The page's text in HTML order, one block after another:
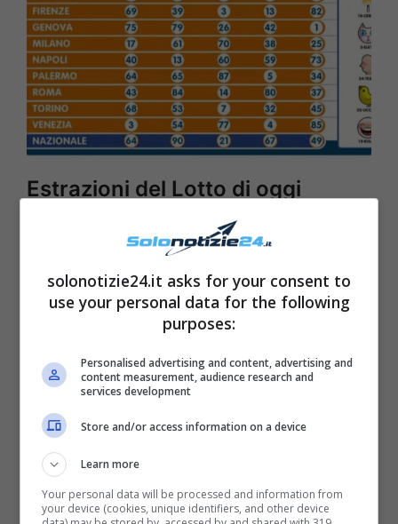
Estrazioni del Lotto di oggi
solonotizie24.it asks for your consent to
use your personal data for the following
purposes:
Personalised advertising and content, advertising and
content measurement, audience research and
services development
Store and/or access information on a device
Learn more
Your personal data will be processed and information from
your device (cookies, unique identifiers, and other device